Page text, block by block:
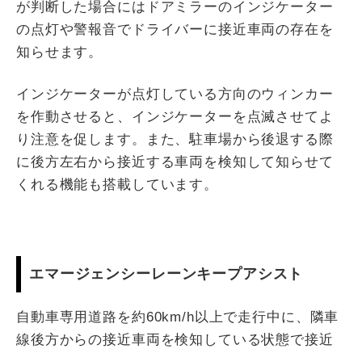
が判断した場合にはドアミラーのインジケーター
の点灯や警報音でドライバーに接近車両の存在を
知らせます。
インジケーターが点灯している方向のウィンカー
を作動させると、インジケーターを点滅させてよ
り注意を促します。また、駐車場から後退する際
に後方左右から接近する車両を検知して知らせて
くれる機能も搭載しています。
エマージェンシーレーンキープアシスト
自動車専用道路を約60km/h以上で走行中に、隣車
線後方からの接近車両を検知している状態で接近